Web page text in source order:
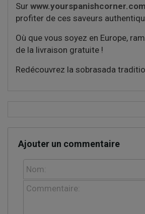
Sur www.yourspanishcorner.com
profiter de ces saveurs
Où que vous soyez en Europe,
de la livraison gratuite !
Redécouvrez la sobrasada
Ajouter un commentaire